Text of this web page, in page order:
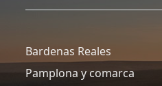
Bardenas Reales
Pamplona y comarca